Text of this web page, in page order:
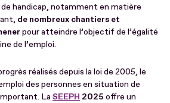
handicap, notamment en matière
de nombreux chantiers et
pour atteindre l’objectif de l’égalité
de l’emploi.
réalisés depuis la loi de 2005, le
des personnes en situation de
LaSEEPH 2025 offre un